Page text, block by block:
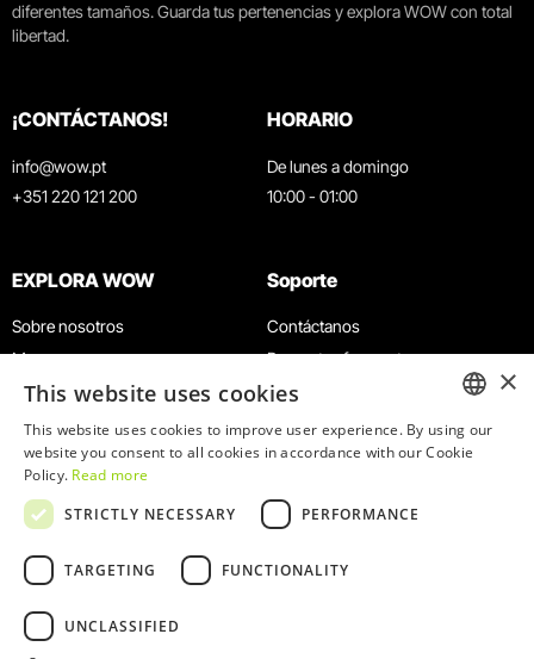
diferentes tamaños. Guarda tus pertenencias y explora WOW con total
libertad.
¡CONTÁCTANOS!
info@wow.pt
+351 220 121 200
HORARIO
De lunes a domingo
10:00 - 01:00
EXPLORA WOW
Sobre nosotros
Museos
Agenda
Noticias
Restaurantes
Tarjeta WOW
Grupos y eventos
Servicio educativo
Soporte
Contáctanos
Preguntas frecuentes
Términos y condiciones
Política de privacidad y cookies
Trabaja con nosotros
Libro de reclamaciones
ENGLISH
×
This website uses cookies
This website uses cookies to improve user experience. By using our
website you consent to all cookies in accordance with our Cookie
Policy. Read more
STRICTLY NECESSARY
PERFORMANCE
TARGETING FUNCTIONALITY
UNCLASSIFIED